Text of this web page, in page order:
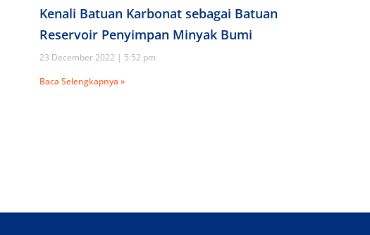
Kenali Batuan Karbonat sebagai Batuan
Reservoir Penyimpan Minyak Bumi
23 December 2022
5:52 pm
Baca Selengkapnya »